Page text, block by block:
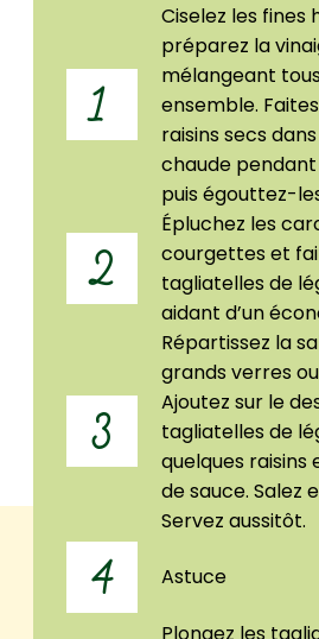
1
Ciselez les fines
préparez la
mélangeant
ensemble.
raisins secs
chaude
puis égouttez-
2
Épluchez les
courgettes et
tagliatelles de
aidant d’un
3
Répartissez la
grands verres
Ajoutez sur le
tagliatelles de
quelques raisins
de sauce. Salez
Servez aussitôt.
4 Astuce